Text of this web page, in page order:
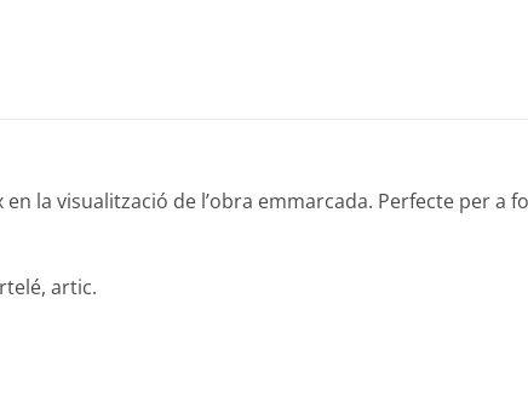
la visualització de l’obra emmarcada. Perfecte per a
artic.